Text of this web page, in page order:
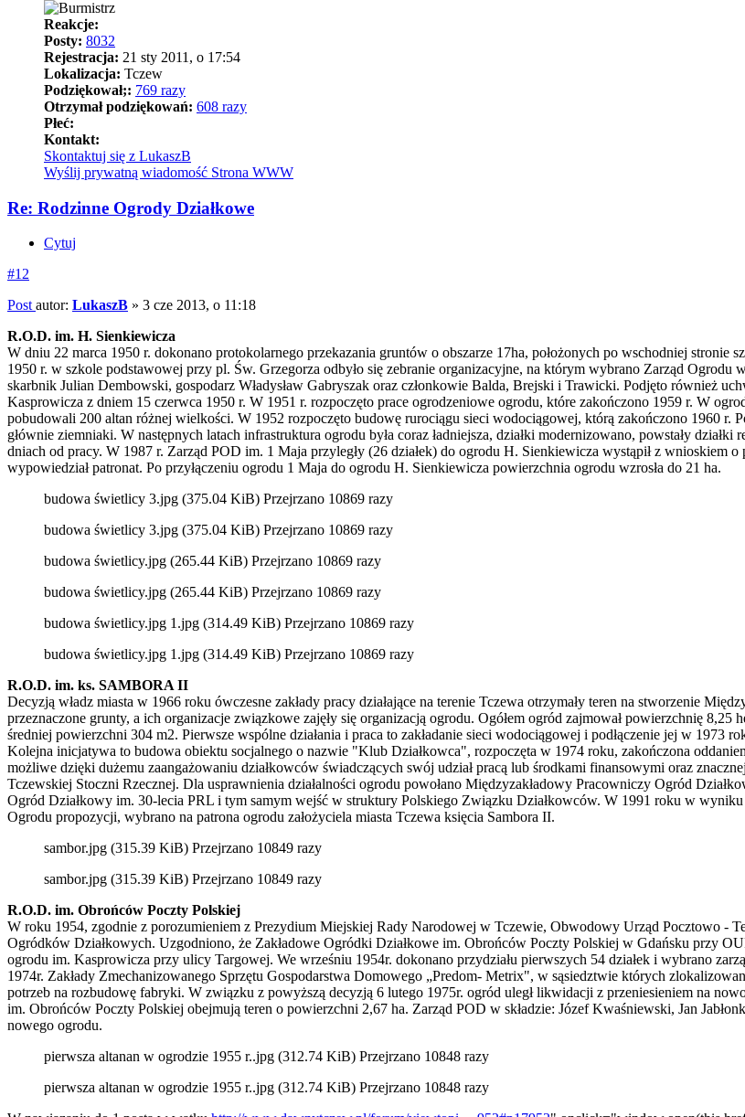
Reakcje:
Posty: 8032
Rejestracja: 21 sty 2011, o 17:54
Lokalizacja: Tczew
Podziękował;: 769 razy
Otrzymał podziękowań: 608 razy
Płeć:
Kontakt:
Skontaktuj się z LukaszB
Wyślij prywatną wiadomość Strona WWW
Re: Rodzinne Ogrody Działkowe
Cytuj
#12
Post autor: LukaszB » 3 cze 2013, o 11:18
R.O.D. im. H. Sienkiewicza
W dniu 22 marca 1950 r. dokonano protokolarnego przekazania gruntów o obszarze 17ha, położonych po wschodniej stronie
1950 r. w szkole podstawowej przy pl. Św. Grzegorza odbyło się zebranie organizacyjne, na którym wybrano Zarząd
skarbnik Julian Dembowski, gospodarz Władysław Gabryszak oraz członkowie Balda, Brejski i Trawicki. Podjęto również
Kasprowicza z dniem 15 czerwca 1950 r. W 1951 r. rozpoczęto prace ogrodzeniowe ogrodu, które zakończono 1959 r. W
pobudowali 200 altan różnej wielkości. W 1952 rozpoczęto budowę rurociągu sieci wodociągowej, którą zakończono 1960 r.
głównie ziemniaki. W następnych latach infrastruktura ogrodu była coraz ładniejsza, działki modernizowano, powstały
dniach od pracy. W 1987 r. Zarząd POD im. 1 Maja przyległy (26 działek) do ogrodu H. Sienkiewicza wystąpił z wnioskiem
wypowiedział patronat. Po przyłączeniu ogrodu 1 Maja do ogrodu H. Sienkiewicza powierzchnia ogrodu wzrosła do 21 ha.
budowa świetlicy 3.jpg (375.04 KiB) Przejrzano 10869 razy
budowa świetlicy 3.jpg (375.04 KiB) Przejrzano 10869 razy
budowa świetlicy.jpg (265.44 KiB) Przejrzano 10869 razy
budowa świetlicy.jpg (265.44 KiB) Przejrzano 10869 razy
budowa świetlicy.jpg 1.jpg (314.49 KiB) Przejrzano 10869 razy
budowa świetlicy.jpg 1.jpg (314.49 KiB) Przejrzano 10869 razy
R.O.D. im. ks. SAMBORA II
Decyzją władz miasta w 1966 roku ówczesne zakłady pracy działające na terenie Tczewa otrzymały teren na stworzenie
przeznaczone grunty, a ich organizacje związkowe zajęły się organizacją ogrodu. Ogółem ogród zajmował powierzchnię 8,25
średniej powierzchni 304 m2. Pierwsze wspólne działania i praca to zakładanie sieci wodociągowej i podłączenie jej w 1973
Kolejna inicjatywa to budowa obiektu socjalnego o nazwie "Klub Działkowca", rozpoczęta w 1974 roku, zakończona
możliwe dzięki dużemu zaangażowaniu działkowców świadczących swój udział pracą lub środkami finansowymi oraz
Tczewskiej Stoczni Rzecznej. Dla usprawnienia działalności ogrodu powołano Międzyzakładowy Pracowniczy Ogród
Ogród Działkowy im. 30-lecia PRL i tym samym wejść w struktury Polskiego Związku Działkowców. W 1991 roku w
Ogrodu propozycji, wybrano na patrona ogrodu założyciela miasta Tczewa księcia Sambora II.
sambor.jpg (315.39 KiB) Przejrzano 10849 razy
sambor.jpg (315.39 KiB) Przejrzano 10849 razy
R.O.D. im. Obrońców Poczty Polskiej
W roku 1954, zgodnie z porozumieniem z Prezydium Miejskiej Rady Narodowej w Tczewie, Obwodowy Urząd Pocztowo -
Ogródków Działkowych. Uzgodniono, że Zakładowe Ogródki Działkowe im. Obrońców Poczty Polskiej w Gdańsku przy
ogrodu im. Kasprowicza przy ulicy Targowej. We wrześniu 1954r. dokonano przydziału pierwszych 54 działek i wybrano
1974r. Zakłady Zmechanizowanego Sprzętu Gospodarstwa Domowego „Predom- Metrix", w sąsiedztwie których
potrzeb na rozbudowę fabryki. W związku z powyższą decyzją 6 lutego 1975r. ogród uległ likwidacji z przeniesieniem na
im. Obrońców Poczty Polskiej obejmują teren o powierzchni 2,67 ha. Zarząd POD w składzie: Józef Kwaśniewski, Jan
nowego ogrodu.
pierwsza altanan w ogrodzie 1955 r..jpg (312.74 KiB) Przejrzano 10848 razy
pierwsza altanan w ogrodzie 1955 r..jpg (312.74 KiB) Przejrzano 10848 razy